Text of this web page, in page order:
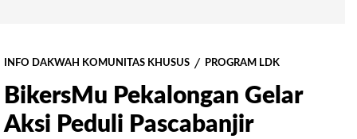
INFO DAKWAH KOMUNITAS KHUSUS PROGRAM LDK
BikersMu Pekalongan Gelar
Aksi Peduli Pascabanjir